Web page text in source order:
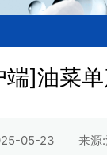
端]油菜
05-23 来源